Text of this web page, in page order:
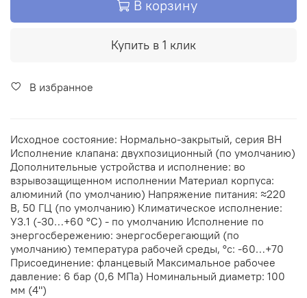
В корзину
Купить в 1 клик
В избранное
Исходное состояние: Нормально-закрытый, серия ВН
Исполнение клапана: двухпозиционный (по умолчанию)
Дополнительные устройства и исполнение: во
взрывозащищенном исполнении Материал корпуса:
алюминий (по умолчанию) Напряжение питания: ≈220
В, 50 ГЦ (по умолчанию) Климатическое исполнение:
У3.1 (-30…+60 °С) - по умолчанию Исполнение по
энергосбережению: энергосберегающий (по
умолчанию) температура рабочей среды, °с: -60…+70
Присоединение: фланцевый Максимальное рабочее
давление: 6 бар (0,6 МПа) Номинальный диаметр: 100
мм (4")